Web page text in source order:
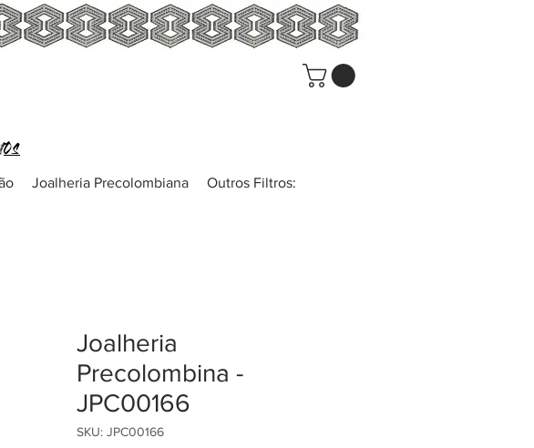
Joalheria Precolombiana Outros Filtros:
Joalheria
Precolombina -
JPC00166
SKU: JPC00166